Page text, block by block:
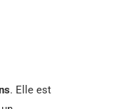
. Elle est